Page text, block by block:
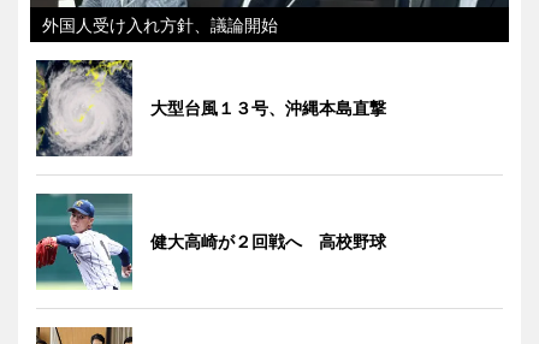
外国人受け入れ方針、議論開始
大型台風１３号、沖縄本島直撃
健大高崎が２回戦へ 高校野球